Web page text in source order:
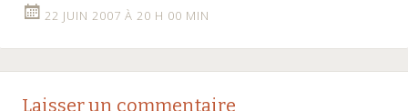
22 JUIN 2007 À 20 H 00 MIN
Laisser un commentaire